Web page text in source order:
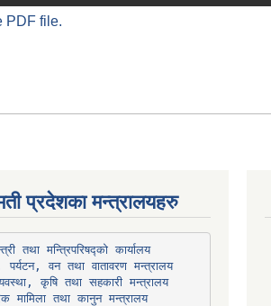
PDF file.
प्रदेशका मन्त्रालयहरु
मुख्यमन्त्री तथा मन्त्रिपरिषद्को कार्यालय
पर्यटन, वन तथा वातावरण मन्त्रालय
कृषि तथा सहकारी मन्त्रालय
आन्तरिक मामिला तथा कानुन मन्त्रालय